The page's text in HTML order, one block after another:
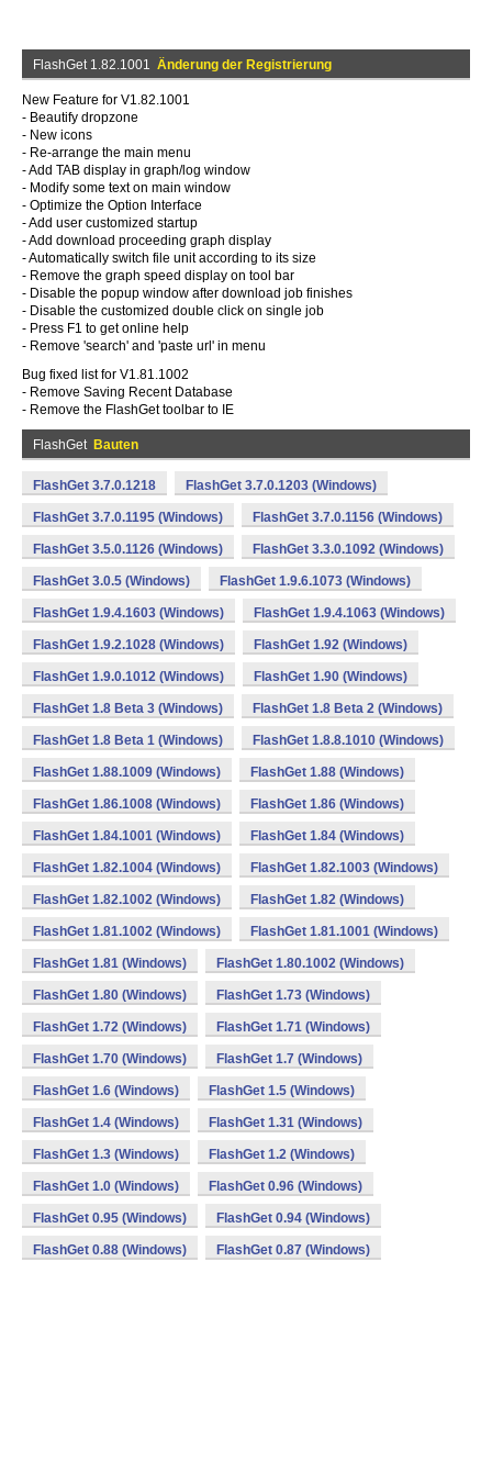
FlashGet 1.82.1001 Änderung der Registrierung
New Feature for V1.82.1001
- Beautify dropzone
- New icons
- Re-arrange the main menu
- Add TAB display in graph/log window
- Modify some text on main window
- Optimize the Option Interface
- Add user customized startup
- Add download proceeding graph display
- Automatically switch file unit according to its size
- Remove the graph speed display on tool bar
- Disable the popup window after download job finishes
- Disable the customized double click on single job
- Press F1 to get online help
- Remove 'search' and 'paste url' in menu
Bug fixed list for V1.81.1002
- Remove Saving Recent Database
- Remove the FlashGet toolbar to IE
FlashGet Bauten
FlashGet 3.7.0.1218 FlashGet 3.7.0.1203 (Windows)
FlashGet 3.7.0.1195 (Windows) FlashGet 3.7.0.1156 (Windows)
FlashGet 3.5.0.1126 (Windows) FlashGet 3.3.0.1092 (Windows)
FlashGet 3.0.5 (Windows) FlashGet 1.9.6.1073 (Windows)
FlashGet 1.9.4.1603 (Windows) FlashGet 1.9.4.1063 (Windows)
FlashGet 1.9.2.1028 (Windows) FlashGet 1.92 (Windows)
FlashGet 1.9.0.1012 (Windows) FlashGet 1.90 (Windows)
FlashGet 1.8 Beta 3 (Windows) FlashGet 1.8 Beta 2 (Windows)
FlashGet 1.8 Beta 1 (Windows) FlashGet 1.8.8.1010 (Windows)
FlashGet 1.88.1009 (Windows) FlashGet 1.88 (Windows)
FlashGet 1.86.1008 (Windows) FlashGet 1.86 (Windows)
FlashGet 1.84.1001 (Windows) FlashGet 1.84 (Windows)
FlashGet 1.82.1004 (Windows) FlashGet 1.82.1003 (Windows)
FlashGet 1.82.1002 (Windows) FlashGet 1.82 (Windows)
FlashGet 1.81.1002 (Windows) FlashGet 1.81.1001 (Windows)
FlashGet 1.81 (Windows) FlashGet 1.80.1002 (Windows)
FlashGet 1.80 (Windows) FlashGet 1.73 (Windows)
FlashGet 1.72 (Windows) FlashGet 1.71 (Windows)
FlashGet 1.70 (Windows) FlashGet 1.7 (Windows)
FlashGet 1.6 (Windows) FlashGet 1.5 (Windows)
FlashGet 1.4 (Windows) FlashGet 1.31 (Windows)
FlashGet 1.3 (Windows) FlashGet 1.2 (Windows)
FlashGet 1.0 (Windows) FlashGet 0.96 (Windows)
FlashGet 0.95 (Windows) FlashGet 0.94 (Windows)
FlashGet 0.88 (Windows) FlashGet 0.87 (Windows)